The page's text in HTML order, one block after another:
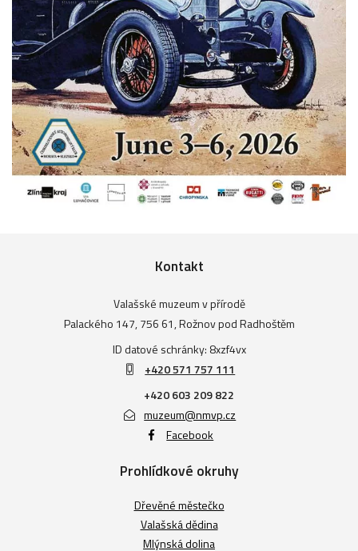
Kontakt
Valašské muzeum v přírodě
Palackého 147, 756 61, Rožnov pod Radhoštěm
ID datové schránky: 8xzf4vx
+420 571 757 111
+420 603 209 822
muzeum@nmvp.cz
Facebook
Prohlídkové okruhy
Dřevěné městečko
Valašská dědina
Mlýnská dolina